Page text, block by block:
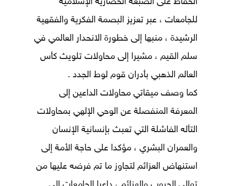
للجامعات ، عبر تعزيز البصمة الفكرية والفقهية
الرشيدة ، منبها إلى خطورة الانحدار العالمي في
سلم القيم ، مشيرا إلى محاولات تلويث كأس
العالم الذهبي بأدران قوم لوط الجدد .
كما وصف ميقاتي محاولات الداعين إلى
المعرفة المنفصلة عن الوحي الإلهي بمحاولات
التأله الفاشلة التي تعبث بإنسانية الإنسان
والعمران البشري ، مؤكدا على حاجة الأمة إلى
استنهاض العزائم لتجاوز ما تم فرضه عليها من